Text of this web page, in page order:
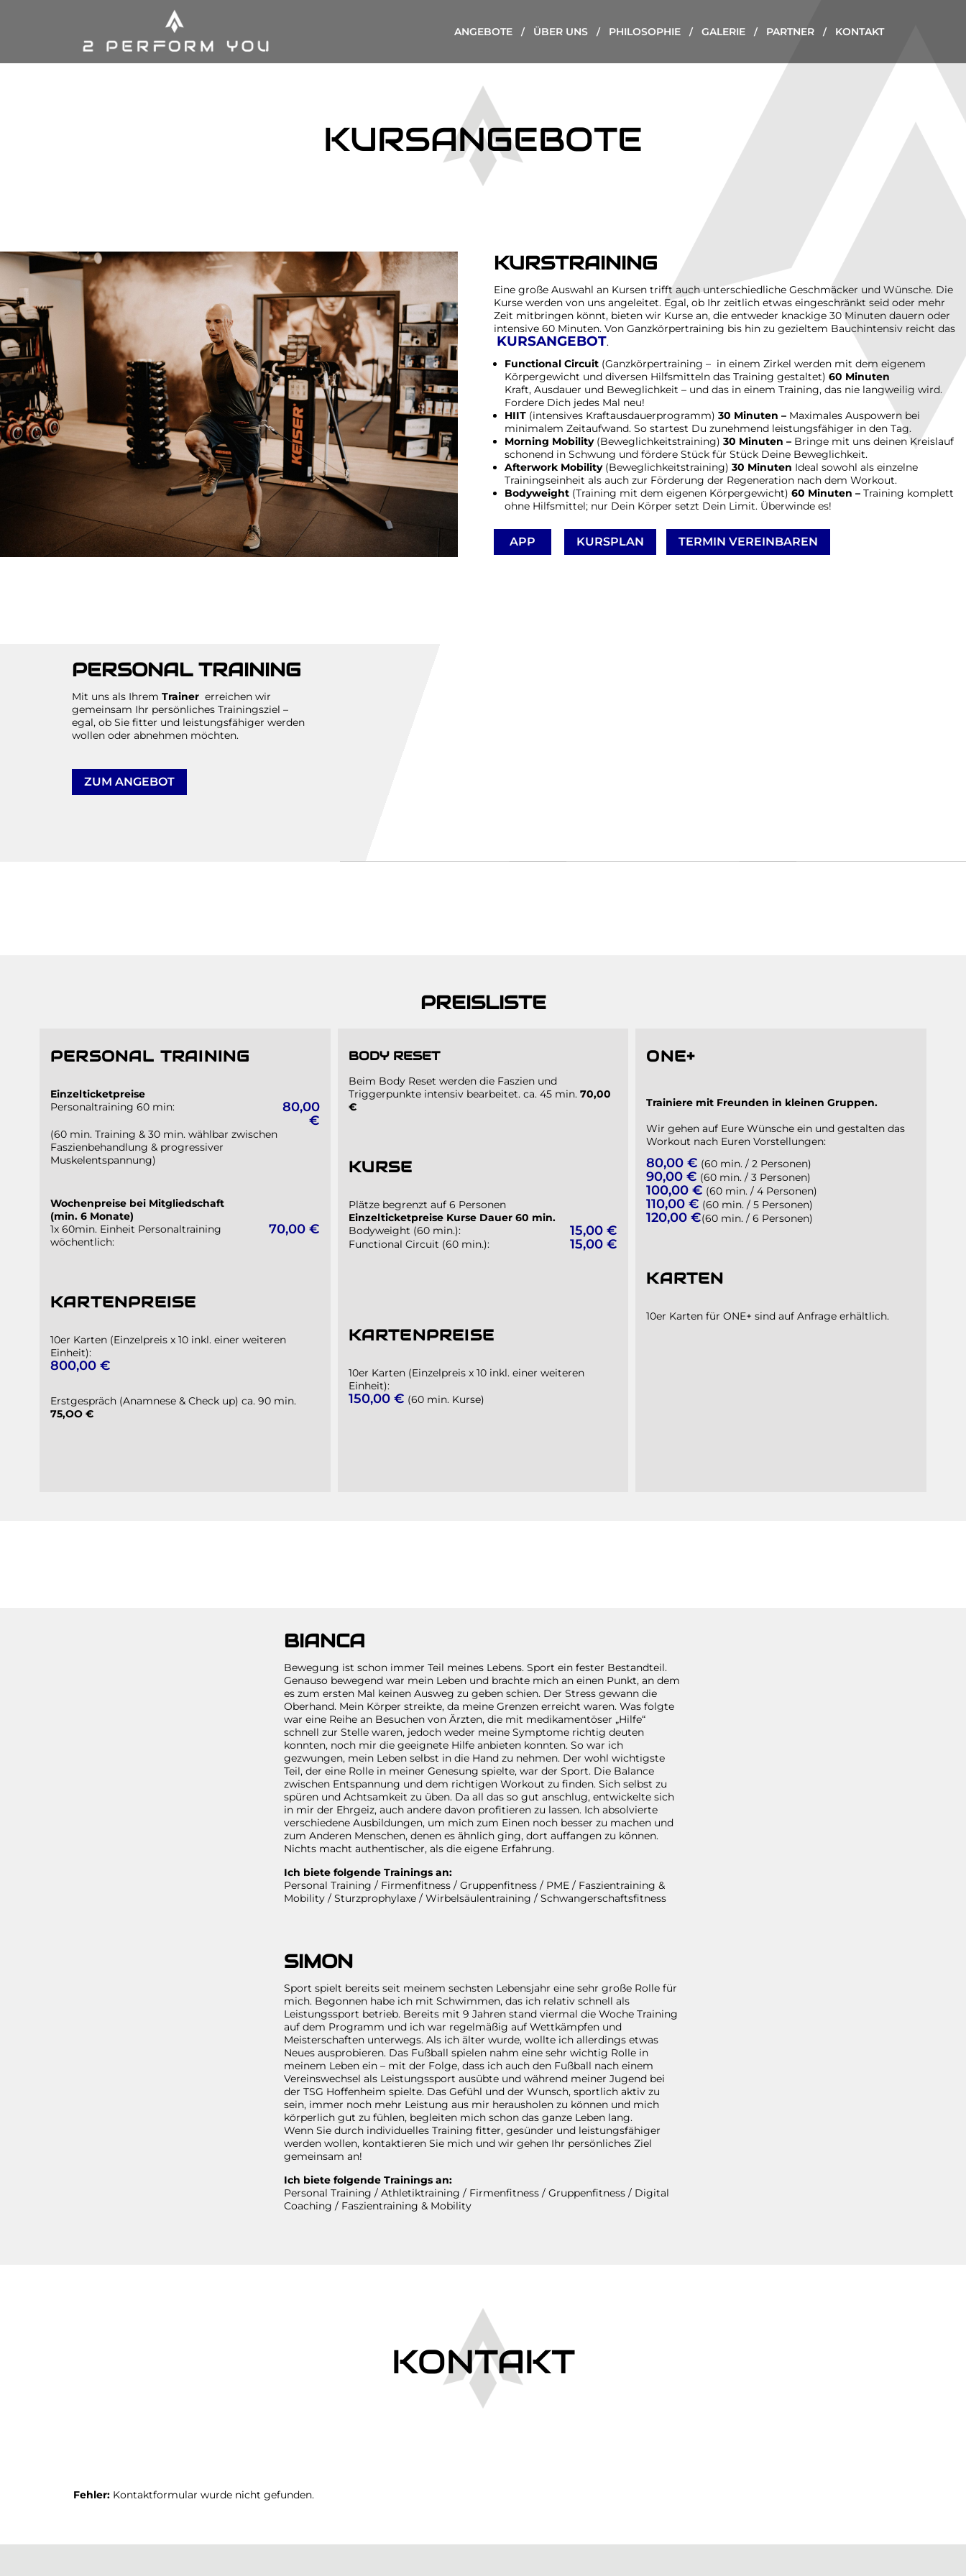
ANGEBOTE ÜBER UNS PHILOSOPHIE GALERIE PARTNER KONTAKT
KURSANGEBOTE
KURSTRAINING
Eine große Auswahl an Kursen trifft auch unterschiedliche Geschmäcker und Wünsche. Die
Kurse werden von uns angeleitet. Egal, ob Ihr zeitlich etwas eingeschränkt seid oder mehr
Zeit mitbringen könnt, bieten wir Kurse an, die entweder knackige 30 Minuten dauern oder
intensive 60 Minuten. Von Ganzkörpertraining bis hin zu gezieltem Bauchintensiv reicht das
KURSANGEBOT.
Functional Circuit (Ganzkörpertraining – in einem Zirkel werden mit dem eigenem
Körpergewicht und diversen Hilfsmitteln das Training gestaltet) 60 Minuten
Kraft, Ausdauer und Beweglichkeit – und das in einem Training, das nie langweilig wird.
Fordere Dich jedes Mal neu!
HIIT (intensives Kraftausdauerprogramm) 30 Minuten – Maximales Auspowern bei
minimalem Zeitaufwand. So startest Du zunehmend leistungsfähiger in den Tag.
Morning Mobility(Beweglichkeitstraining) 30 Minuten – Bringe mit uns deinen Kreislauf
schonend in Schwung und fördere Stück für Stück Deine Beweglichkeit.
Afterwork Mobility(Beweglichkeitstraining) 30 Minuten Ideal sowohl als einzelne
Trainingseinheit als auch zur Förderung der Regeneration nach dem Workout.
Bodyweight (Training mit dem eigenen Körpergewicht) 60 Minuten – Training komplett
ohne Hilfsmittel; nur Dein Körper setzt Dein Limit. Überwinde es!
APP KURSPLAN TERMIN VEREINBAREN
PERSONAL TRAINING
Mit uns als Ihrem Trainer erreichen wir
gemeinsam Ihr persönliches Trainingsziel –
egal, ob Sie fitter und leistungsfähiger werden
wollen oder abnehmen möchten.
ZUM ANGEBOT
PREISLISTE
PERSONAL TRAINING
Einzelticketpreise
Personaltraining 60 min:
80,00
€
(60 min. Training & 30 min. wählbar zwischen
Faszienbehandlung & progressiver
Muskelentspannung)
Wochenpreise bei Mitgliedschaft
(min. 6 Monate)
1x 60min. Einheit Personaltraining
wöchentlich:
70,00 €
KARTENPREISE
10er Karten (Einzelpreis x 10 inkl. einer weiteren
Einheit):
800,00 €
Erstgespräch (Anamnese & Check up) ca. 90 min.
75,OO €
BODY RESET
Beim Body Reset werden die Faszien und
Triggerpunkte intensiv bearbeitet. ca. 45 min. 70,00
€
KURSE
Plätze begrenzt auf 6 Personen
Einzelticketpreise Kurse Dauer 60 min.
Bodyweight (60 min.):
15,00 €
Functional Circuit (60 min.): 15,00 €
KARTENPREISE
10er Karten (Einzelpreis x 10 inkl. einer weiteren
Einheit):
150,00 € (60 min. Kurse)
ONE+
Trainiere mit Freunden in kleinen Gruppen.
Wir gehen auf Eure Wünsche ein und gestalten das
Workout nach Euren Vorstellungen:
80,00 € (60 min. / 2 Personen)
90,00 € (60 min. / 3 Personen)
100,00 € (60 min. / 4 Personen)
110,00 € (60 min. / 5 Personen)
120,00 €(60 min. / 6 Personen)
KARTEN
10er Karten für ONE+ sind auf Anfrage erhältlich.
BIANCA
Bewegung ist schon immer Teil meines Lebens. Sport ein fester Bestandteil.
Genauso bewegend war mein Leben und brachte mich an einen Punkt, an dem
es zum ersten Mal keinen Ausweg zu geben schien. Der Stress gewann die
Oberhand. Mein Körper streikte, da meine Grenzen erreicht waren. Was folgte
war eine Reihe an Besuchen von Ärzten, die mit medikamentöser „Hilfe“
schnell zur Stelle waren, jedoch weder meine Symptome richtig deuten
konnten, noch mir die geeignete Hilfe anbieten konnten. So war ich
gezwungen, mein Leben selbst in die Hand zu nehmen. Der wohl wichtigste
Teil, der eine Rolle in meiner Genesung spielte, war der Sport. Die Balance
zwischen Entspannung und dem richtigen Workout zu finden. Sich selbst zu
spüren und Achtsamkeit zu üben. Da all das so gut anschlug, entwickelte sich
in mir der Ehrgeiz, auch andere davon profitieren zu lassen. Ich absolvierte
verschiedene Ausbildungen, um mich zum Einen noch besser zu machen und
zum Anderen Menschen, denen es ähnlich ging, dort auffangen zu können.
Nichts macht authentischer, als die eigene Erfahrung.
Ich biete folgende Trainings an:
Personal Training / Firmenfitness / Gruppenfitness / PME / Faszientraining &
Mobility / Sturzprophylaxe / Wirbelsäulentraining / Schwangerschaftsfitness
SIMON
Sport spielt bereits seit meinem sechsten Lebensjahr eine sehr große Rolle für
mich. Begonnen habe ich mit Schwimmen, das ich relativ schnell als
Leistungssport betrieb. Bereits mit 9 Jahren stand viermal die Woche Training
auf dem Programm und ich war regelmäßig auf Wettkämpfen und
Meisterschaften unterwegs. Als ich älter wurde, wollte ich allerdings etwas
Neues ausprobieren. Das Fußball spielen nahm eine sehr wichtig Rolle in
meinem Leben ein – mit der Folge, dass ich auch den Fußball nach einem
Vereinswechsel als Leistungssport ausübte und während meiner Jugend bei
der TSG Hoffenheim spielte. Das Gefühl und der Wunsch, sportlich aktiv zu
sein, immer noch mehr Leistung aus mir herausholen zu können und mich
körperlich gut zu fühlen, begleiten mich schon das ganze Leben lang.
Wenn Sie durch individuelles Training fitter, gesünder und leistungsfähiger
werden wollen, kontaktieren Sie mich und wir gehen Ihr persönliches Ziel
gemeinsam an!
Ich biete folgende Trainings an:
Personal Training / Athletiktraining / Firmenfitness / Gruppenfitness / Digital
Coaching / Faszientraining & Mobility
KONTAKT
Fehler: Kontaktformular wurde nicht gefunden.